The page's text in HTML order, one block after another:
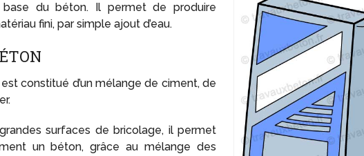
base du béton. Il permet de produire
fini, par simple ajout d’eau.
constitué d’un mélange de ciment, de
surfaces de bricolage, il permet
un béton, grâce au mélange des